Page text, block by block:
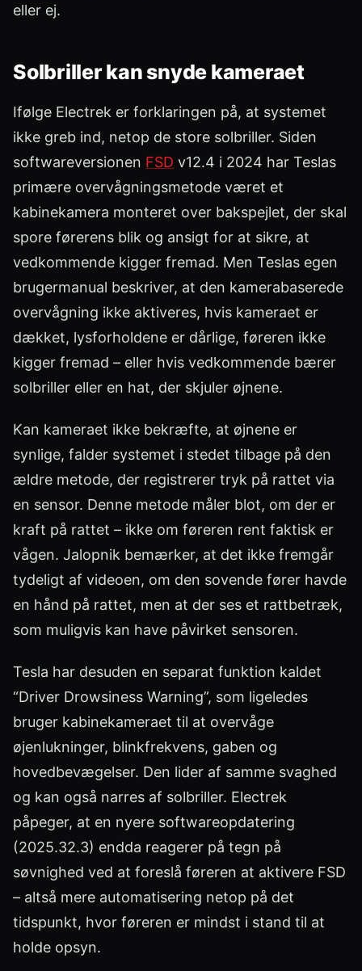
eller ej.
Solbriller kan snyde kameraet
Ifølge Electrek er forklaringen på, at systemet
ikke greb ind, netop de store solbriller. Siden
softwareversionen FSD v12.4 i 2024 har Teslas
primære overvågningsmetode været et
kabinekamera monteret over bakspejlet, der skal
spore førerens blik og ansigt for at sikre, at
vedkommende kigger fremad. Men Teslas egen
brugermanual beskriver, at den kamerabaserede
overvågning ikke aktiveres, hvis kameraet er
dækket, lysforholdene er dårlige, føreren ikke
kigger fremad – eller hvis vedkommende bærer
solbriller eller en hat, der skjuler øjnene.
Kan kameraet ikke bekræfte, at øjnene er
synlige, falder systemet i stedet tilbage på den
ældre metode, der registrerer tryk på rattet via
en sensor. Denne metode måler blot, om der er
kraft på rattet – ikke om føreren rent faktisk er
vågen. Jalopnik bemærker, at det ikke fremgår
tydeligt af videoen, om den sovende fører havde
en hånd på rattet, men at der ses et rattbetræk,
som muligvis kan have påvirket sensoren.
Tesla har desuden en separat funktion kaldet
“Driver Drowsiness Warning”, som ligeledes
bruger kabinekameraet til at overvåge
øjenlukninger, blinkfrekvens, gaben og
hovedbevægelser. Den lider af samme svaghed
og kan også narres af solbriller. Electrek
påpeger, at en nyere softwareopdatering
(2025.32.3) endda reagerer på tegn på
søvnighed ved at foreslå føreren at aktivere FSD
– altså mere automatisering netop på det
tidspunkt, hvor føreren er mindst i stand til at
holde opsyn.